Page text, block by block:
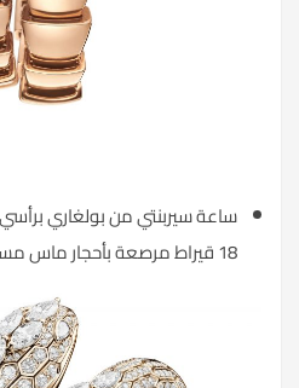
ساعة سيربنتي من بولغاري
18 قيراط مرصعة بأحجار ماس مستدير وماركيز